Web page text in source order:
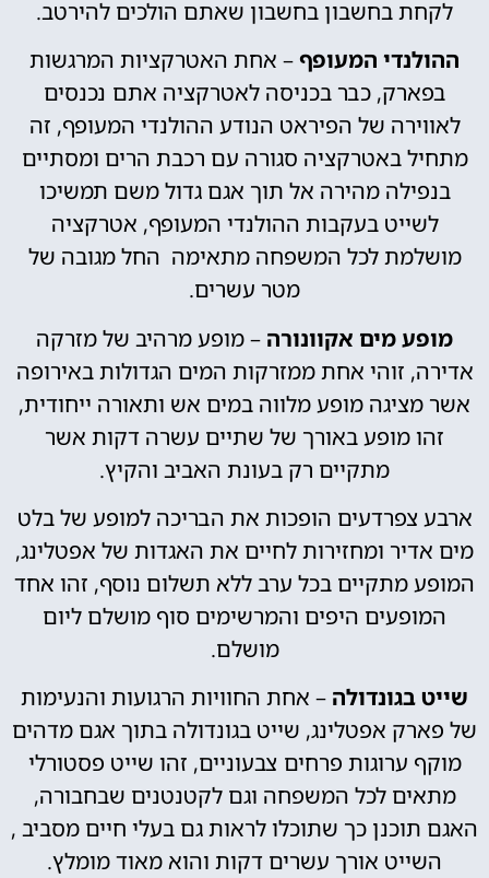
לקחת בחשבון בחשבון שאתם הולכים להירטב.
ההולנדי המעופף– אחת האטרקציות המרגשות
בפארק, כבר בכניסה לאטרקציה אתם נכנסים
לאווירה של הפיראט הנודע ההולנדי המעופף, זה
מתחיל באטרקציה סגורה עם רכבת הרים ומסתיים
בנפילה מהירה אל תוך אגם גדול משם תמשיכו
לשייט בעקבות ההולנדי המעופף, אטרקציה
מושלמת לכל המשפחה מתאימה החל מגובה של
מטר עשרים.
מופע מים אקוונורה – מופע מרהיב של מזרקה
אדירה, זוהי אחת ממזרקות המים הגדולות באירופה
אשר מציגה מופע מלווה במים אש ותאורה ייחודית,
זהו מופע באורך של שתיים עשרה דקות אשר
מתקיים רק בעונת האביב והקיץ.
ארבע צפרדעים הופכות את הבריכה למופע של בלט
מים אדיר ומחזירות לחיים את האגדות של אפטלינג,
המופע מתקיים בכל ערב ללא תשלום נוסף, זהו אחד
המופעים היפים והמרשימים סוף מושלם ליום
מושלם.
שייט בגונדולה – אחת החוויות הרגועות והנעימות
של פארק אפטלינג, שייט בגונדולה בתוך אגם מדהים
מוקף ערוגות פרחים צבעוניים, זהו שייט פסטורלי
מתאים לכל המשפחה וגם לקטנטנים שבחבורה,
האגם תוכנן כך שתוכלו לראות גם בעלי חיים מסביב ,
השייט אורך עשרים דקות והוא מאוד מומלץ.